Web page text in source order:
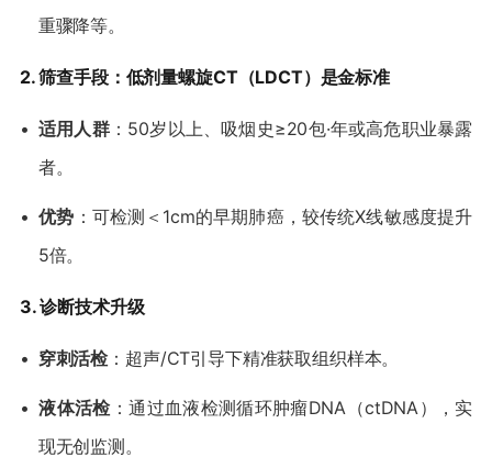
重骤降等。
​2. 筛查手段：低剂量螺旋CT（LDCT）是金标准​
• ​适用人群​​：50岁以上、吸烟史≥20包·年或高危职业暴露
者。
• ​优势​ ​：可检测＜1cm的早期肺癌，较传统X线敏感度提升
5倍。
​3. 诊断技术升级​
• ​穿刺活检​​：超声/CT引导下精准获取组织样本。
• ​液体活检​​：通过血液检测循环肿瘤DNA（ctDNA），实
现无创监测。